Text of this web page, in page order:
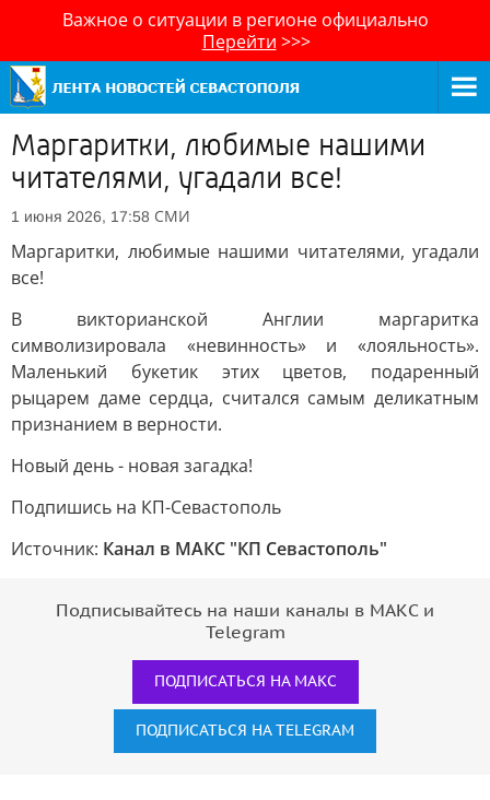
Важное о ситуации в регионе официально
Перейти >>>
Маргаритки, любимые нашими
читателями, угадали все!
1 июня 2026, 17:58 СМИ
Маргаритки, любимые нашими читателями, угадали
все!
В викторианской Англии маргаритка
символизировала «невинность» и «лояльность».
Маленький букетик этих цветов, подаренный
рыцарем даме сердца, считался самым деликатным
признанием в верности.
Новый день - новая загадка!
Подпишись на КП-Севастополь
Источник: Канал в МАКС "КП Севастополь"
Подписывайтесь на наши каналы в МАКС и
Telegram
ПОДПИСАТЬСЯ НА МАКС
ПОДПИСАТЬСЯ НА TELEGRAM